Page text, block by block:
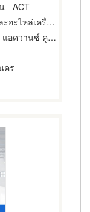
- ACT
น,เครื่องทำความร้อน
คูล เทคโนโลยี
คร